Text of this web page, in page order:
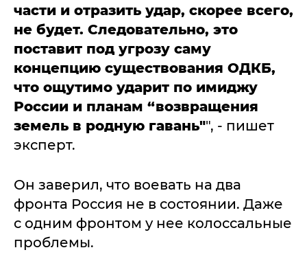
части и отразить удар, скорее всего,
не будет. Следовательно, это
поставит под угрозу саму
концепцию существования ОДКБ,
что ощутимо ударит по имиджу
России и планам “возвращения
земель в родную гавань"", - пишет
эксперт.
Он заверил, что воевать на два
фронта Россия не в состоянии. Даже
с одним фронтом у нее колоссальные
проблемы.